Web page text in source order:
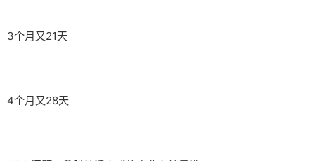
3个月又21天
4个月又28天